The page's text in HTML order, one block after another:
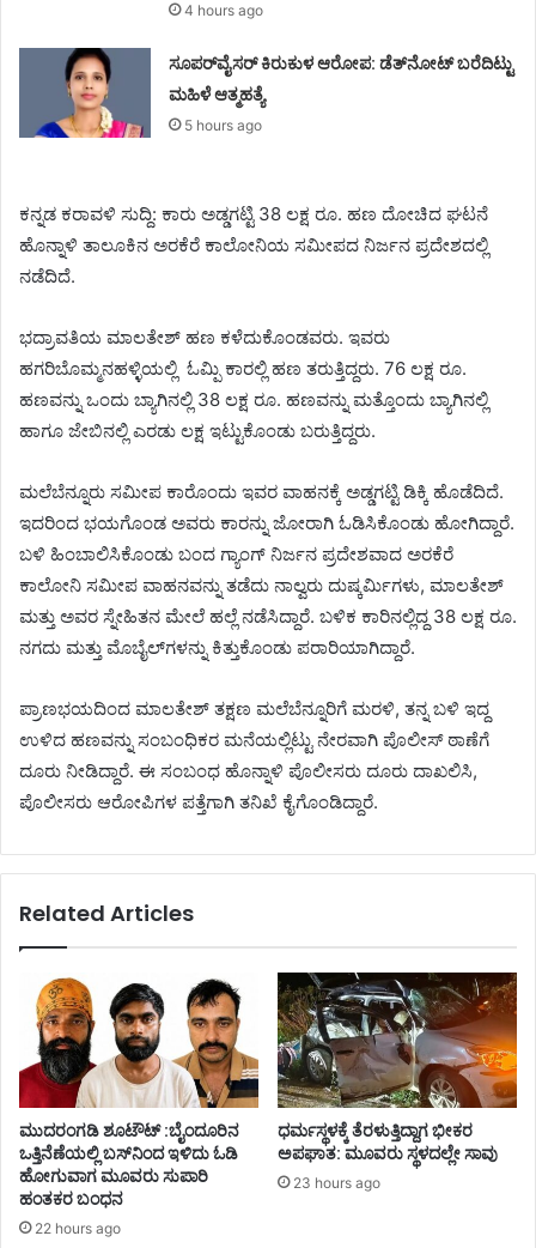
4 hours ago
ಸೂಪರ್‌ವೈಸರ್‌ ಕಿರುಕುಳ ಆರೋಪ: ಡೆತ್‌ನೋಟ್‌ ಬರೆದಿಟ್ಟು
ಮಹಿಳೆ ಆತ್ಮಹತ್ಯೆ
5 hours ago
ಕನ್ನಡ ಕರಾವಳಿ ಸುದ್ದಿ: ಕಾರು ಅಡ್ಡಗಟ್ಟಿ 38 ಲಕ್ಷ ರೂ. ಹಣ ದೋಚಿದ ಘಟನೆ
ಹೊನ್ನಾಳಿ ತಾಲೂಕಿನ ಅರಕೆರೆ ಕಾಲೋನಿಯ ಸಮೀಪದ ನಿರ್ಜನ ಪ್ರದೇಶದಲ್ಲಿ
ನಡೆದಿದೆ.
ಭದ್ರಾವತಿಯ ಮಾಲತೇಶ್ ಹಣ ಕಳೆದುಕೊಂಡವರು. ಇವರು
ಹಗರಿಬೊಮ್ಮನಹಳ್ಳಿಯಲ್ಲಿ ಓಮ್ಪಿ ಕಾರಲ್ಲಿ ಹಣ ತರುತ್ತಿದ್ದರು. 76 ಲಕ್ಷ ರೂ.
ಹಣವನ್ನು ಒಂದು ಬ್ಯಾಗಿನಲ್ಲಿ 38 ಲಕ್ಷ ರೂ. ಹಣವನ್ನು ಮತ್ತೊಂದು ಬ್ಯಾಗಿನಲ್ಲಿ
ಹಾಗೂ ಜೇಬಿನಲ್ಲಿ ಎರಡು ಲಕ್ಷ ಇಟ್ಟುಕೊಂಡು ಬರುತ್ತಿದ್ದರು.
ಮಲೆಬೆನ್ನೂರು ಸಮೀಪ ಕಾರೊಂದು ಇವರ ವಾಹನಕ್ಕೆ ಅಡ್ಡಗಟ್ಟಿ ಡಿಕ್ಕಿ ಹೊಡೆದಿದೆ.
ಇದರಿಂದ ಭಯಗೊಂಡ ಅವರು ಕಾರನ್ನು ಜೋರಾಗಿ ಓಡಿಸಿಕೊಂಡು ಹೋಗಿದ್ದಾರೆ.
ಬಳಿ ಹಿಂಬಾಲಿಸಿಕೊಂಡು ಬಂದ ಗ್ಯಾಂಗ್ ನಿರ್ಜನ ಪ್ರದೇಶವಾದ ಅರಕೆರೆ
ಕಾಲೋನಿ ಸಮೀಪ ವಾಹನವನ್ನು ತಡೆದು ನಾಲ್ವರು ದುಷ್ಕರ್ಮಿಗಳು, ಮಾಲತೇಶ್
ಮತ್ತು ಅವರ ಸ್ನೇಹಿತನ ಮೇಲೆ ಹಲ್ಲೆ ನಡೆಸಿದ್ದಾರೆ. ಬಳಿಕ ಕಾರಿನಲ್ಲಿದ್ದ 38 ಲಕ್ಷ ರೂ.
ನಗದು ಮತ್ತು ಮೊಬೈಲ್‌ಗಳನ್ನು ಕಿತ್ತುಕೊಂಡು ಪರಾರಿಯಾಗಿದ್ದಾರೆ.
ಪ್ರಾಣಭಯದಿಂದ ಮಾಲತೇಶ್ ತಕ್ಷಣ ಮಲೆಬೆನ್ನೂರಿಗೆ ಮರಳಿ, ತನ್ನ ಬಳಿ ಇದ್ದ
ಉಳಿದ ಹಣವನ್ನು ಸಂಬಂಧಿಕರ ಮನೆಯಲ್ಲಿಟ್ಟು ನೇರವಾಗಿ ಪೊಲೀಸ್ ಠಾಣೆಗೆ
ದೂರು ನೀಡಿದ್ದಾರೆ. ಈ ಸಂಬಂಧ ಹೊನ್ನಾಳಿ ಪೊಲೀಸರು ದೂರು ದಾಖಲಿಸಿ,
ಪೊಲೀಸರು ಆರೋಪಿಗಳ ಪತ್ತೆಗಾಗಿ ತನಿಖೆ ಕೈಗೊಂಡಿದ್ದಾರೆ.
Related Articles
ಮುದರಂಗಡಿ ಶೂಟೌಟ್ :ಬೈಂದೂರಿನ
ಒತ್ತಿನೆಣೆಯಲ್ಲಿ ಬಸ್‌ನಿಂದ ಇಳಿದು ಓಡಿ
ಹೋಗುವಾಗ ಮೂವರು ಸುಪಾರಿ
ಹಂತಕರ ಬಂಧನ
22 hours ago
ಧರ್ಮಸ್ಥಳಕ್ಕೆ ತೆರಳುತ್ತಿದ್ದಾಗ ಭೀಕರ
ಅಪಘಾತ: ಮೂವರು ಸ್ಥಳದಲ್ಲೇ ಸಾವು
23 hours ago